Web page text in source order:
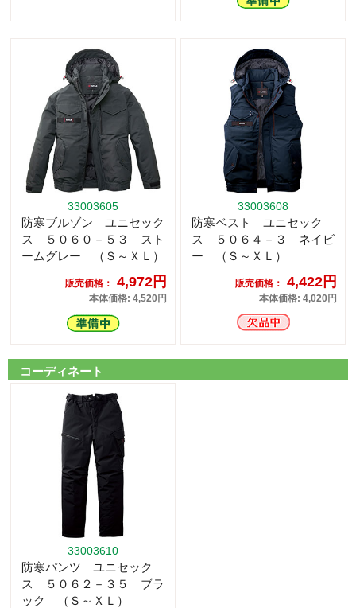
33003605
防寒ブルゾン ユニセック
ス ５０６０－５３ スト
ームグレー （Ｓ～ＸＬ）
販売価格： 4,972円
本体価格: 4,520円
33003608
防寒ベスト ユニセック
ス ５０６４－３ ネイビ
ー （Ｓ～ＸＬ）
販売価格： 4,422円
本体価格: 4,020円
コーディネート
33003610
防寒パンツ ユニセック
ス ５０６２－３５ ブラ
ック （Ｓ～ＸＬ）